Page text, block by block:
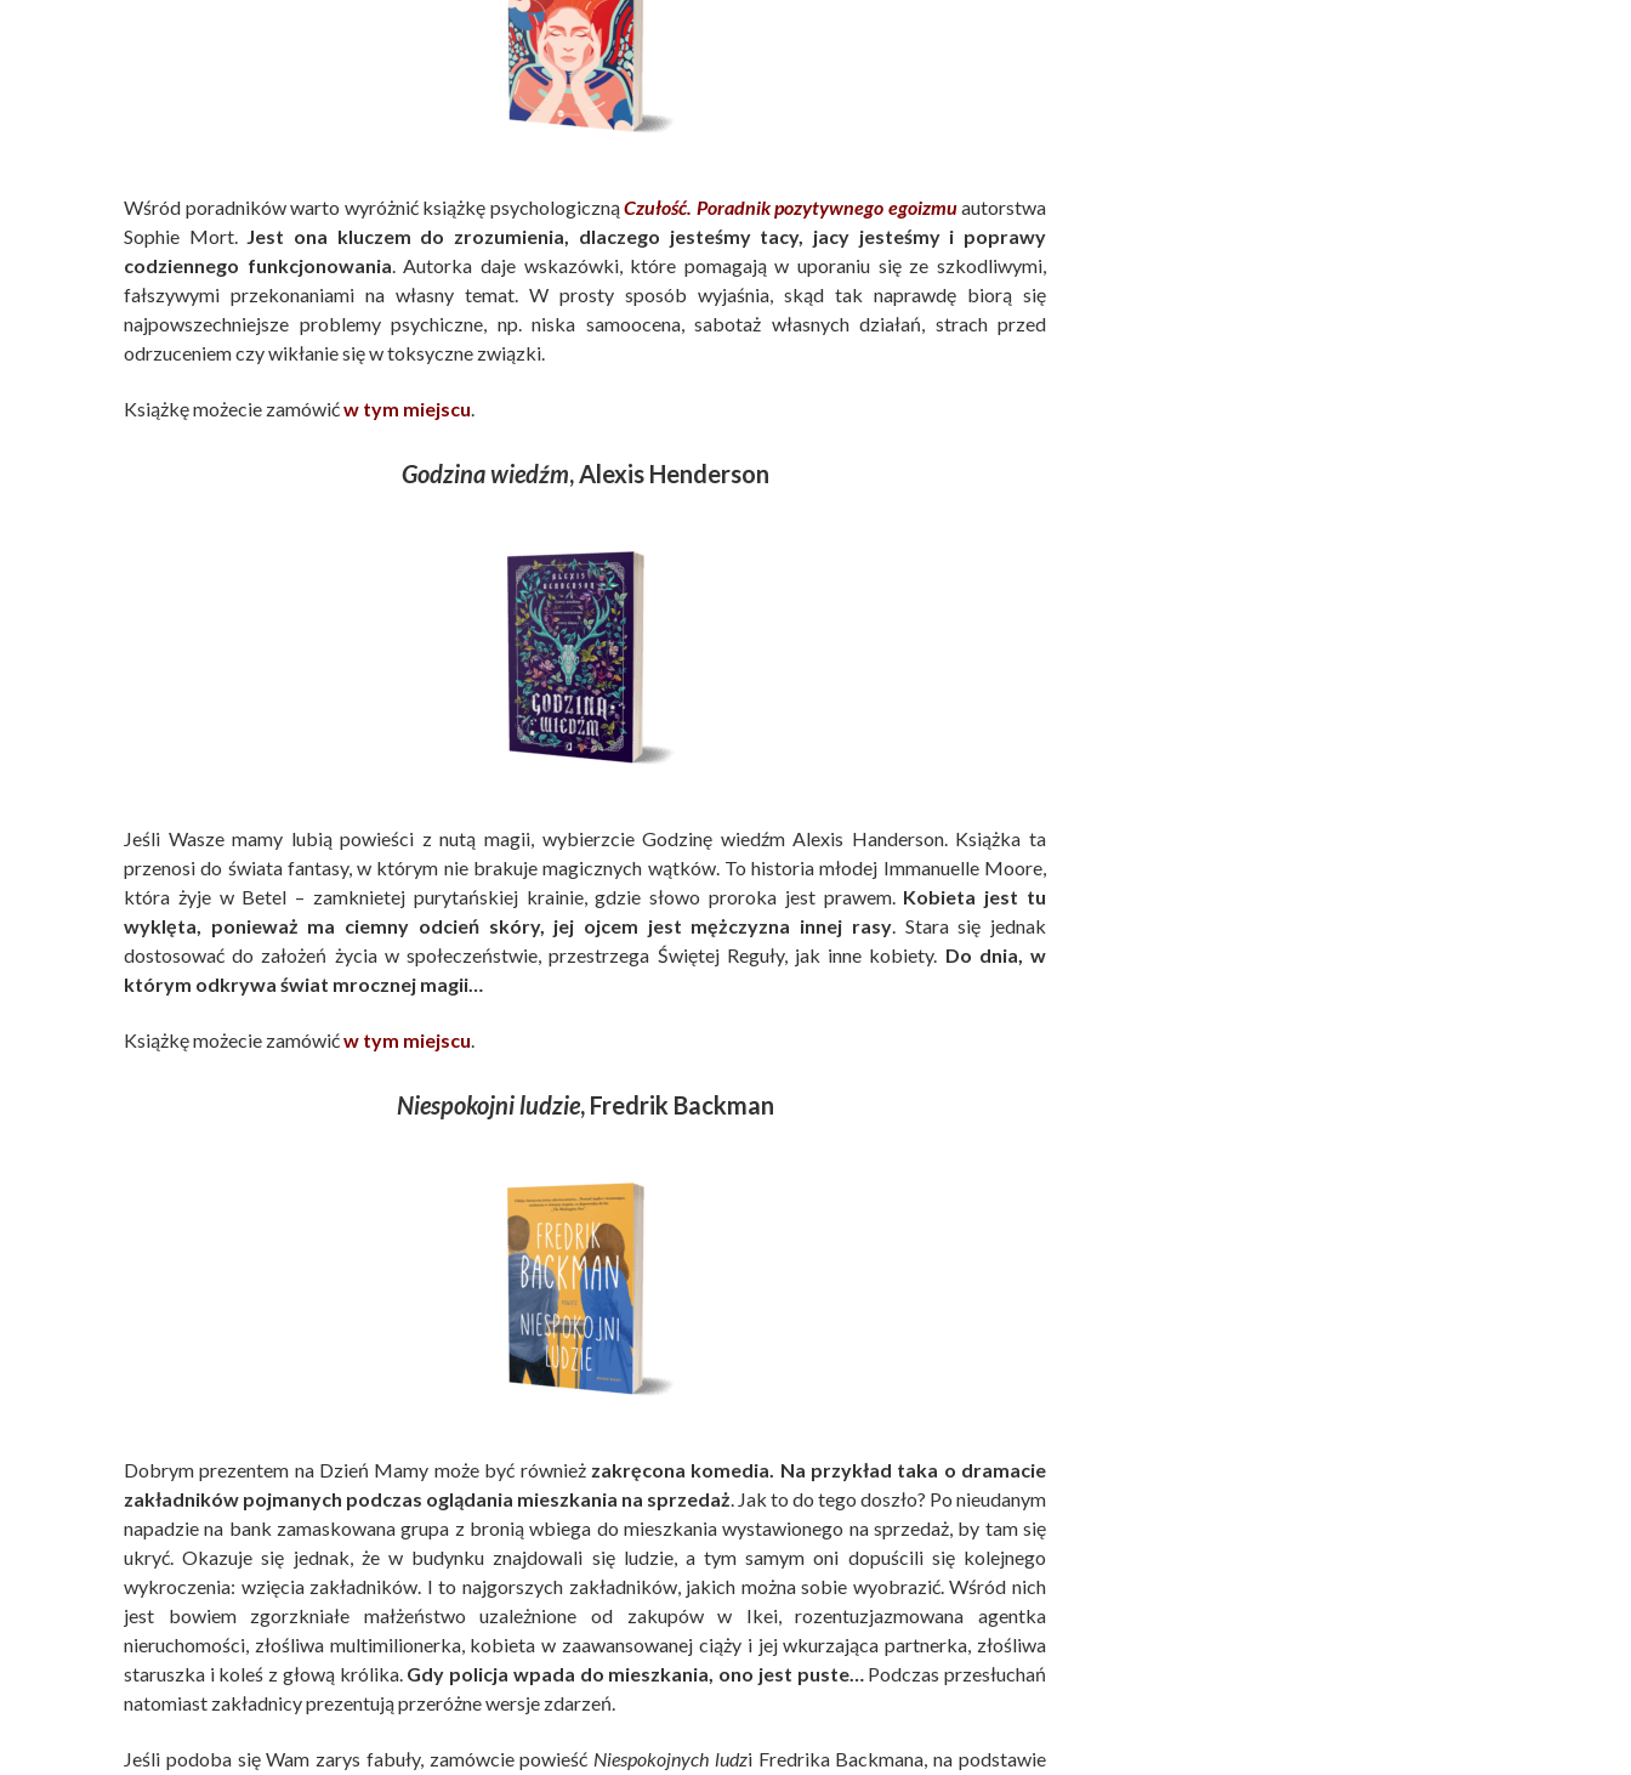
Wśród poradników warto wyróżnić książkę psychologicznąCzułość. Poradnik pozytywnego egoizmuautorstwa
Sophie Mort.Jest ona kluczem do zrozumienia, dlaczego jesteśmy tacy, jacy jesteśmy i poprawy
codziennego funkcjonowania. Autorka daje wskazówki, które pomagają w uporaniu się ze szkodliwymi,
fałszywymi przekonaniami na własny temat. W prosty sposób wyjaśnia, skąd tak naprawdę biorą się
najpowszechniejsze problemy psychiczne, np. niska samoocena, sabotaż własnych działań, strach przed
odrzuceniem czy wikłanie się w toksyczne związki.
Książkę możecie zamówićw tym miejscu.
Godzina wiedźm, Alexis Henderson
Jeśli Wasze mamy lubią powieści z nutą magii, wybierzcie Godzinę wiedźm Alexis Handerson. Książka ta
przenosi do świata fantasy, w którym nie brakuje magicznych wątków. To historia młodej Immanuelle Moore,
która żyje w Betel – zamknietej purytańskiej krainie, gdzie słowo proroka jest prawem. Kobieta jest tu
wyklęta, ponieważ ma ciemny odcień skóry, jej ojcem jest mężczyzna innej rasy. Stara się jednak
dostosować do założeń życia w społeczeństwie, przestrzega Świętej Reguły, jak inne kobiety. Do dnia, w
którym odkrywa świat mrocznej magii…
Książkę możecie zamówićw tym miejscu.
Niespokojni ludzie, Fredrik Backman
Dobrym prezentem na Dzień Mamy może być również zakręcona komedia. Na przykład taka o dramacie
zakładników pojmanych podczas oglądania mieszkania na sprzedaż. Jak to do tego doszło? Po nieudanym
napadzie na bank zamaskowana grupa z bronią wbiega do mieszkania wystawionego na sprzedaż, by tam się
ukryć. Okazuje się jednak, że w budynku znajdowali się ludzie, a tym samym oni dopuścili się kolejnego
wykroczenia: wzięcia zakładników. I to najgorszych zakładników, jakich można sobie wyobrazić. Wśród nich
jest bowiem zgorzkniałe małżeństwo uzależnione od zakupów w Ikei, rozentuzjazmowana agentka
nieruchomości, złośliwa multimilionerka, kobieta w zaawansowanej ciąży i jej wkurzająca partnerka, złośliwa
staruszka i koleś z głową królika. Gdy policja wpada do mieszkania, ono jest puste…Podczas przesłuchań
natomiast zakładnicy prezentują przeróżne wersje zdarzeń.
Jeśli podoba się Wam zarys fabuły, zamówcie powieść Niespokojnych ludzi Fredrika Backmana, na podstawie